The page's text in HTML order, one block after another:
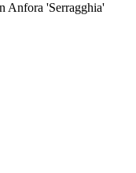
Anfora 'Serragghia'